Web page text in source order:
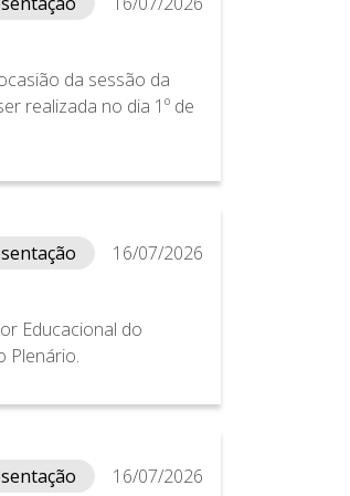
da sessão da
realizada no dia 1º de
16/07/2026
Educacional do
Plenário.
16/07/2026